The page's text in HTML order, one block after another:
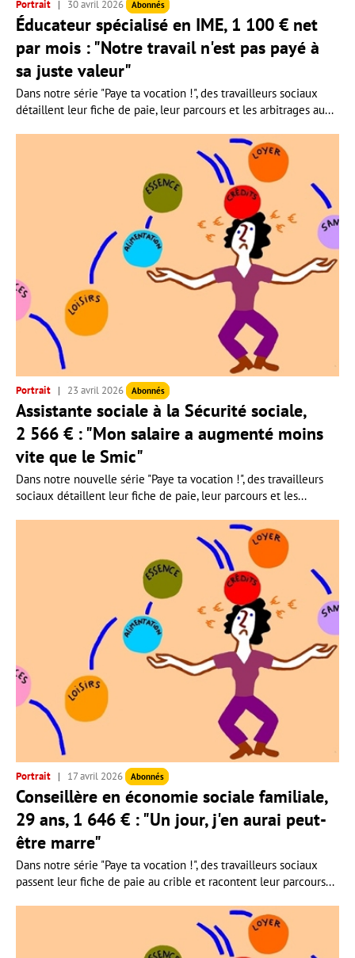
Portrait 30 avril 2026 Abonnés
Éducateur spécialisé en IME, 1 100 € net
par mois : "Notre travail n'est pas payé à
sa juste valeur"
Dans notre série "Paye ta vocation !", des travailleurs sociaux
détaillent leur fiche de paie, leur parcours et les arbitrages au...
Portrait 23 avril 2026 Abonnés
Assistante sociale à la Sécurité sociale,
2 566 € : "Mon salaire a augmenté moins
vite que le Smic"
Dans notre nouvelle série "Paye ta vocation !", des travailleurs
sociaux détaillent leur fiche de paie, leur parcours et les...
Portrait 17 avril 2026 Abonnés
Conseillère en économie sociale familiale,
29 ans, 1 646 € : "Un jour, j'en aurai peut-
être marre"
Dans notre série "Paye ta vocation !", des travailleurs sociaux
passent leur fiche de paie au crible et racontent leur parcours...